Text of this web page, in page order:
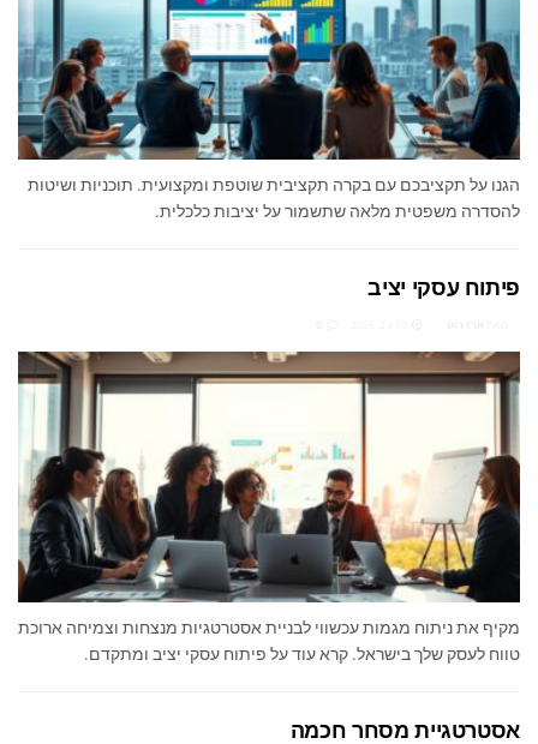
הגנו על תקציבכם עם בקרה תקציבית שוטפת ומקצועית. תוכניות ושיטות
להסדרה משפטית מלאה שתשמור על יציבות כלכלית.
פיתוח עסקי יציב
מקיף את ניתוח מגמות עכשווי לבניית אסטרטגיות מנצחות וצמיחה ארוכת
טווח לעסק שלך בישראל. קרא עוד על פיתוח עסקי יציב ומתקדם.
אסטרטגיית מסחר חכמה